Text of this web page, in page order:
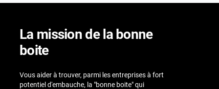
La mission de la bonne
boite
Vous aider à trouver, parmi les entreprises à fort
potentiel d'embauche, la "bonne boite" qui